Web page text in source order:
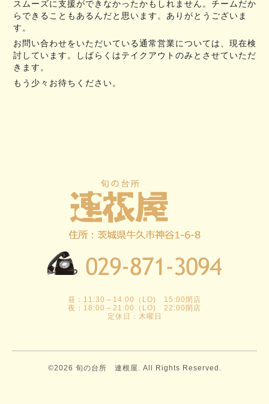
スムーズに支援ができなかったかもしれません。チームだか
らできることもあるんだと思います。ありがとうございま
す。
お問い合わせをいただいている通常営業については、現在検
討しています。しばらくはテイクアウトのみとさせていただ
きます。
もう少々お待ちください。
昼：11:30～14:00（LO) 15:00閉店
夜：18:00～21:00（LO) 22:00閉店
定休日：木曜日
©2026 旬の台所 連根屋 . All Rights Reserved.